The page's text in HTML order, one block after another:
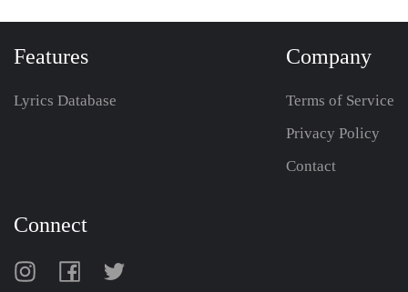
Features
Lyrics Database
Company
Terms of Service
Privacy Policy
Contact
Connect